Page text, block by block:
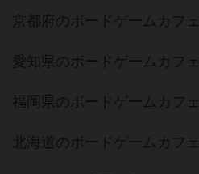
京都府のボードゲームカフェ
愛知県のボードゲームカフェ
福岡県のボードゲームカフェ
北海道のボードゲームカフェ